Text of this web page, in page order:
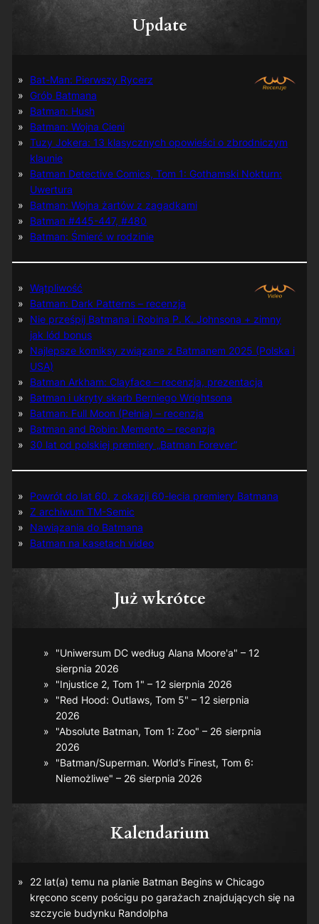
Update
Bat-Man: Pierwszy Rycerz
Grób Batmana
Batman: Hush
Batman: Wojna Cieni
Tuzy Jokera: 13 klasycznych opowieści o zbrodniczym
klaunie
Batman Detective Comics, Tom 1: Gothamski Nokturn:
Uwertura
Batman: Wojna żartów z zagadkami
Batman #445-447, #480
Batman: Śmierć w rodzinie
Wątpliwość
Batman: Dark Patterns – recenzja
Nie prześpij Batmana i Robina P. K. Johnsona + zimny
jak lód bonus
Najlepsze komiksy związane z Batmanem 2025 (Polska i
USA)
Batman Arkham: Clayface – recenzja, prezentacja
Batman i ukryty skarb Berniego Wrightsona
Batman: Full Moon (Pełnia) – recenzja
Batman and Robin: Memento – recenzja
30 lat od polskiej premiery „Batman Forever”
Powrót do lat 60. z okazji 60-lecia premiery Batmana
Z archiwum TM-Semic
Nawiązania do Batmana
Batman na kasetach video
Już wkrótce
"Uniwersum DC według Alana Moore'a" – 12
sierpnia 2026
"Injustice 2, Tom 1" – 12 sierpnia 2026
"Red Hood: Outlaws, Tom 5" – 12 sierpnia
2026
"Absolute Batman, Tom 1: Zoo" – 26 sierpnia
2026
"Batman/Superman. World’s Finest, Tom 6:
Niemożliwe" – 26 sierpnia 2026
Kalendarium
22 lat(a) temu na planie Batman Beginsw Chicago
kręcono sceny pościgu po garażach znajdujących się na
szczycie budynku Randolpha